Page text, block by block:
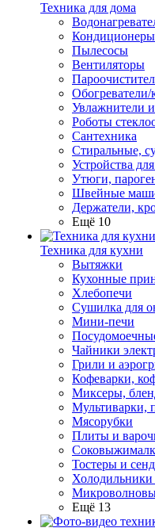
Техника для дома
Кондиционеры
Пылесосы
Вентиляторы
Обогреватели/
Увлажнители и
Роботы
Сантехника
Стиральные,
Устройства
Утюги,
Швейные
Держатели,
Ещё 10
Техника для кухни
Вытяжки
Кухонные
Хлебопечи
Сушилка для
Мини-печи
Чайники
Грили и
Кофеварки,
Миксеры,
Мультиварки,
Мясорубки
Плиты и
Тостеры и
Ещё 13